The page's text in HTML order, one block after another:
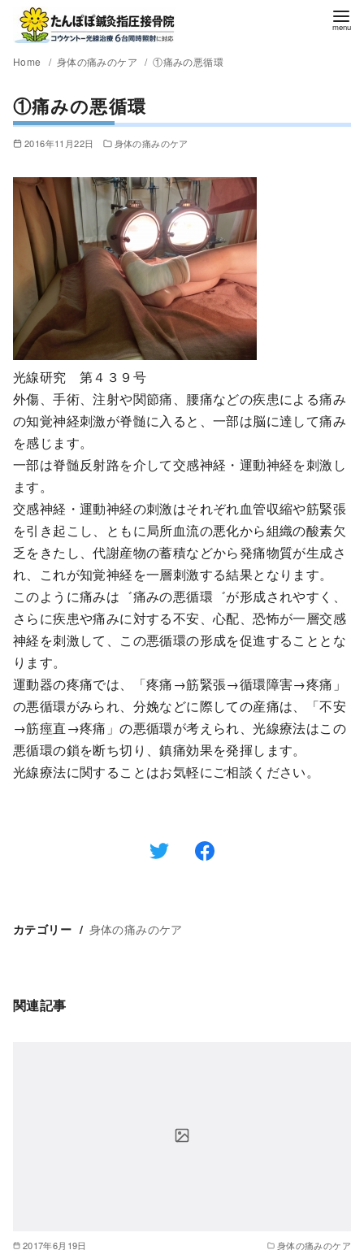
Home 身体の痛みのケア ①痛みの悪循環
①痛みの悪循環
2016年11月22日 身体の痛みのケア
光線研究 第４３９号
外傷、手術、注射や関節痛、腰痛などの疾患による痛み
の知覚神経刺激が脊髄に入ると、一部は脳に達して痛み
を感じます。
一部は脊髄反射路を介して交感神経・運動神経を刺激し
ます。
交感神経・運動神経の刺激はそれぞれ血管収縮や筋緊張
を引き起こし、ともに局所血流の悪化から組織の酸素欠
乏をきたし、代謝産物の蓄積などから発痛物質が生成さ
れ、これが知覚神経を一層刺激する結果となります。
このように痛みは゛痛みの悪循環゛が形成されやすく、
さらに疾患や痛みに対する不安、心配、恐怖が一層交感
神経を刺激して、この悪循環の形成を促進することとな
ります。
運動器の疼痛では、「疼痛→筋緊張→循環障害→疼痛」
の悪循環がみられ、分娩などに際しての産痛は、「不安
→筋痙直→疼痛」の悪循環が考えられ、光線療法はこの
悪循環の鎖を断ち切り、鎮痛効果を発揮します。
光線療法に関することはお気軽にご相談ください。
カテゴリー 身体の痛みのケア
関連記事
2017年6月19日 身体の痛みのケア